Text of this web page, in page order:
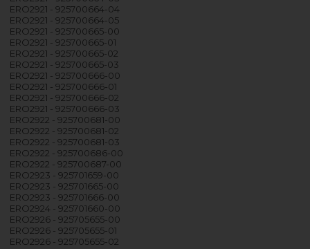
ERO2921 - 925700664-04
ERO2921 - 925700664-05
ERO2921 - 925700665-00
ERO2921 - 925700665-01
ERO2921 - 925700665-02
ERO2921 - 925700665-03
ERO2921 - 925700666-00
ERO2921 - 925700666-01
ERO2921 - 925700666-02
ERO2921 - 925700666-03
ERO2922 - 925700681-00
ERO2922 - 925700681-02
ERO2922 - 925700681-03
ERO2922 - 925700686-00
ERO2922 - 925700687-00
ERO2923 - 925701659-00
ERO2923 - 925701665-00
ERO2923 - 925701666-00
ERO2924 - 925701660-00
ERO2926 - 925705655-00
ERO2926 - 925705655-01
ERO2926 - 925705655-02